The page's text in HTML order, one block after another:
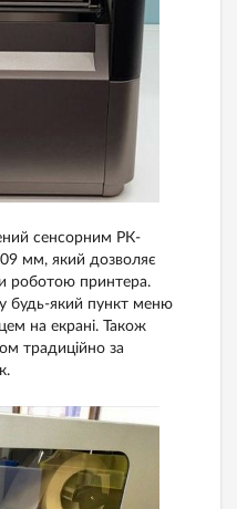
сенсорним РК-
мм, який дозволяє
роботою принтера.
будь-який пункт меню
на екрані. Також
традиційно за